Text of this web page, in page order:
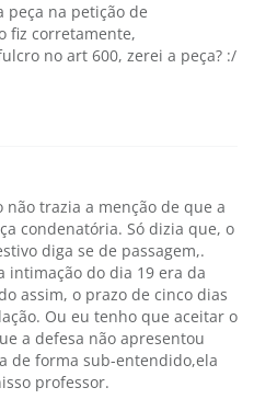
peça na petição de
fiz corretamente,
no art 600, zerei a peça? :/
trazia a menção de que a
condenatória. Só dizia que, o
diga se de passagem,.
intimação do dia 19 era da
assim, o prazo de cinco dias
Ou eu tenho que aceitar o
a defesa não apresentou
de forma sub-entendido,ela
professor.